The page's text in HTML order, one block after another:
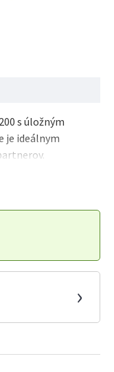
s úložným
je ideálnym
›